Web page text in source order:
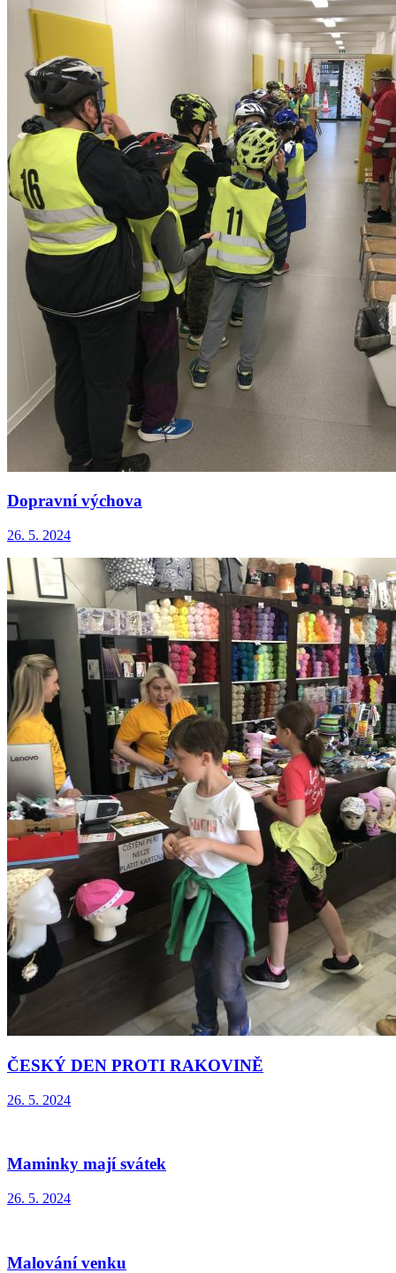
Dopravní výchova
26. 5. 2024
ČESKÝ DEN PROTI RAKOVINĚ
26. 5. 2024
Maminky mají svátek
26. 5. 2024
Malování venku